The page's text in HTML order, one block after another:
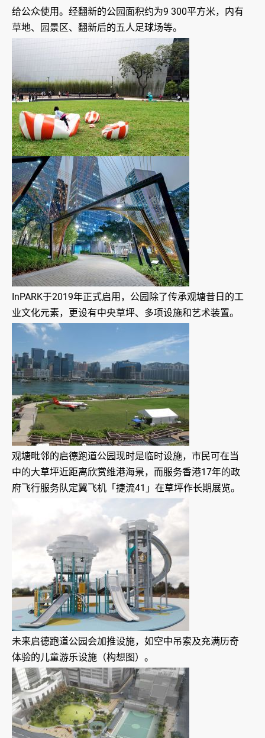
给公众使用。经翻新的公园面积约为9 300平方米，内有
草地、园景区、翻新后的五人足球场等。
InPARK于2019年正式启用，公园除了传承观塘昔日的工
业文化元素，更设有中央草坪、多项设施和艺术装置。
观塘毗邻的启德跑道公园现时是临时设施，市民可在当
中的大草坪近距离欣赏维港海景，而服务香港17年的政
府飞行服务队定翼飞机「捷流41」在草坪作长期展览。
未来启德跑道公园会加推设施，如空中吊索及充满历奇
体验的儿童游乐设施（构想图）。